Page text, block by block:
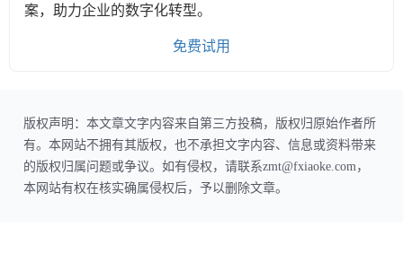
案，助力企业的数字化转型。
免费试用
版权声明：本文章文字内容来自第三方投稿，版权归原始作者所
有。本网站不拥有其版权，也不承担文字内容、信息或资料带来
的版权归属问题或争议。如有侵权，请联系zmt@fxiaoke.com，
本网站有权在核实确属侵权后，予以删除文章。